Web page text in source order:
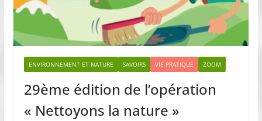
ENVIRONNEMENT ET NATURE SAVOIRS VIE PRATIQUE ZOOM
29ème édition de l’opération
« Nettoyons la nature »